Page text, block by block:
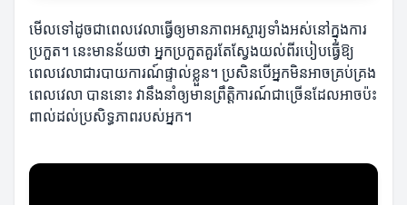
មើលទៅដូចជាពេលវេលាធ្វើឲ្យមានភាពអស្ចារ្យទាំងអស់នៅក្នុងការ
ប្រកួត។ នេះមានន័យថា អ្នកប្រកួតគួរតែស្វែងយល់ពីរបៀបធ្វើឱ្យ
ពេលវេលាជារបាយការណ៍ផ្ទាល់ខ្លួន។ ប្រសិនបើអ្នកមិនអាចគ្រប់គ្រង
ពេលវេលា បាននោះ វានឹងនាំឲ្យមានព្រឹត្តិការណ៍ជាច្រើនដែលអាចប៉ះ
ពាល់ដល់ប្រសិទ្ធភាពរបស់អ្នក។